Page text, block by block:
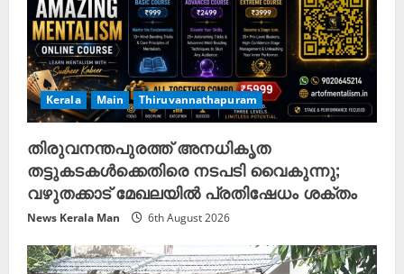
Kerala Main Thiruvannathapuram
തിരുവനന്തപുരത്ത് അനധികൃത
തട്ടുകടകൾക്കെതിരെ നടപടി വൈകുന്നു;
വഴുതക്കാട് മേഖലയിൽ പ്രതിഷേധം ശക്തം
News Kerala Man 6th August 2026